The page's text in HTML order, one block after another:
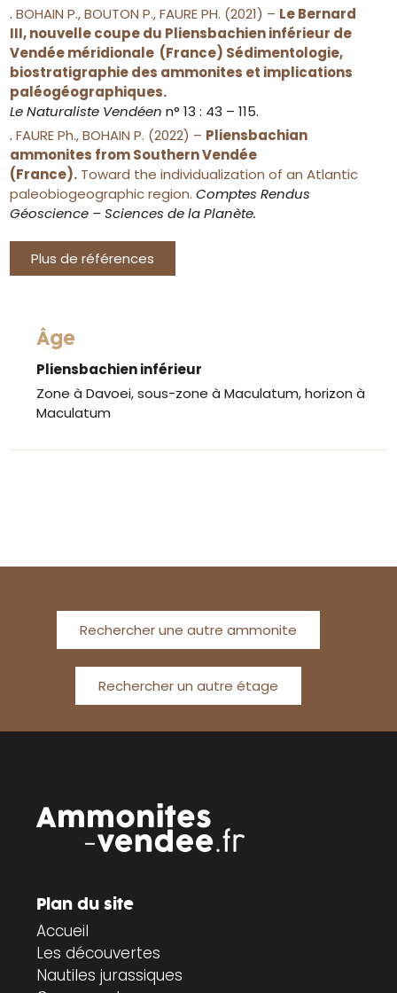
.BOHAIN P., BOUTON P., FAURE PH. (2021) – Le Bernard
III, nouvelle coupe du Pliensbachien inférieur de
Vendée méridionale (France) Sédimentologie,
biostratigraphie des ammonites et implications
paléogéographiques.
Le Naturaliste Vendéen n° 13 : 43 – 115.
.FAURE Ph., BOHAIN P. (2022) – Pliensbachian
ammonites from Southern Vendée
(France). Toward the individualization of an Atlantic
paleobiogeographic region. Comptes Rendus
Géoscience – Sciences de la Planète.
Plus de références
Âge
Pliensbachien inférieur
Zone à Davoei, sous-zone à Maculatum, horizon à
Maculatum
Rechercher une autre ammonite
Rechercher un autre étage
Plan du site
Accueil
Les découvertes
Nautiles jurassiques